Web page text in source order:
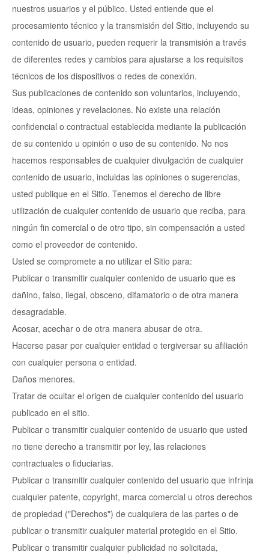
nuestros usuarios y el público. Usted entiende que el
procesamiento técnico y la transmisión del Sitio, incluyendo su
contenido de usuario, pueden requerir la transmisión a través
de diferentes redes y cambios para ajustarse a los requisitos
técnicos de los dispositivos o redes de conexión.
Sus publicaciones de contenido son voluntarios, incluyendo,
ideas, opiniones y revelaciones. No existe una relación
confidencial o contractual establecida mediante la publicación
de su contenido u opinión o uso de su contenido. No nos
hacemos responsables de cualquier divulgación de cualquier
contenido de usuario, incluidas las opiniones o sugerencias,
usted publique en el Sitio. Tenemos el derecho de libre
utilización de cualquier contenido de usuario que reciba, para
ningún fin comercial o de otro tipo, sin compensación a usted
como el proveedor de contenido.
Usted se compromete a no utilizar el Sitio para:
Publicar o transmitir cualquier contenido de usuario que es
dañino, falso, ilegal, obsceno, difamatorio o de otra manera
desagradable.
Acosar, acechar o de otra manera abusar de otra.
Hacerse pasar por cualquier entidad o tergiversar su afiliación
con cualquier persona o entidad.
Daños menores.
Tratar de ocultar el origen de cualquier contenido del usuario
publicado en el sitio.
Publicar o transmitir cualquier contenido de usuario que usted
no tiene derecho a transmitir por ley, las relaciones
contractuales o fiduciarias.
Publicar o transmitir cualquier contenido del usuario que infrinja
cualquier patente, copyright, marca comercial u otros derechos
de propiedad ("Derechos") de cualquiera de las partes o de
publicar o transmitir cualquier material protegido en el Sitio.
Publicar o transmitir cualquier publicidad no solicitada,